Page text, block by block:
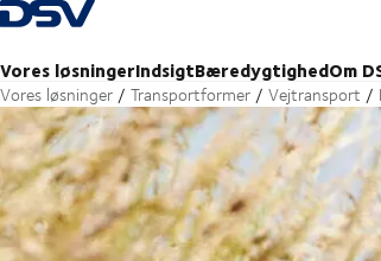
Tilbage til forsiden
Vores løsningerIndsigtBæredygtighedOm
Vores løsninger Transportformer Vejtransport